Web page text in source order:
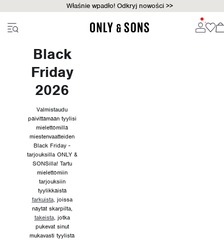
Właśnie wpadło! Odkryj nowości >>
Black
Friday
2026
Valmistaudu
päivittämään tyylisi
mielettömillä
miestenvaatteiden
Black Friday -
tarjouksilla ONLY &
SONSilla! Tartu
mielettömiin
tarjouksiin
tyylikkäistä
farkuista, joissa
näytät skarpilta,
takeista, jotka
pukevat sinut
mukavasti tyylistä